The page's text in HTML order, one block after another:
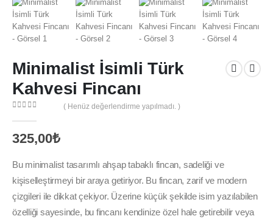
Minimalist İsimli Türk
Kahvesi Fincanı
( Henüz değerlendirme yapılmadı. )
325,00₺
Bu minimalist tasarımlı ahşap tabaklı fincan, sadeliği ve
kişiselleştirmeyi bir araya getiriyor. Bu fincan, zarif ve modern
çizgileri ile dikkat çekiyor. Üzerine küçük şekilde isim yazılabilen
özelliği sayesinde, bu fincanı kendinize özel hale getirebilir veya